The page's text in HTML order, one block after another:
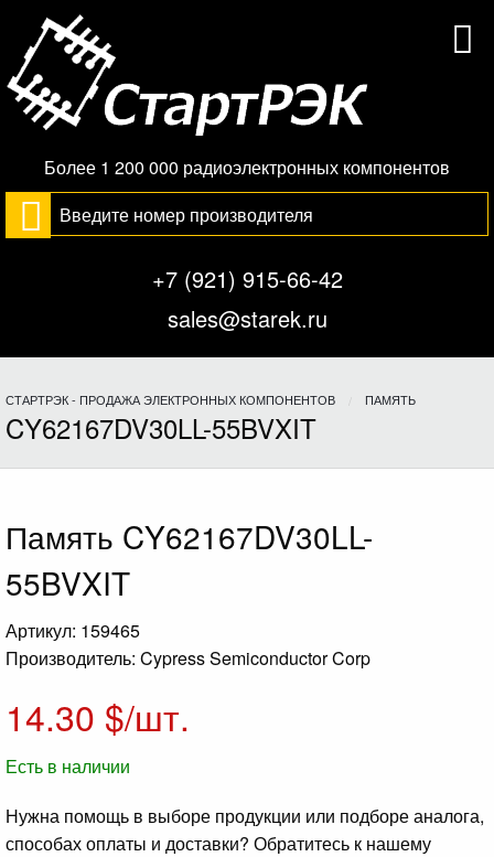
Более 1 200 000 радиоэлектронных компонентов
+7 (921) 915-66-42
sales@starek.ru
СТАРТРЭК - ПРОДАЖА ЭЛЕКТРОННЫХ КОМПОНЕНТОВ ПАМЯТЬ
CY62167DV30LL-55BVXIT
Память CY62167DV30LL-
55BVXIT
Артикул: 159465
Производитель: Cypress Semiconductor Corp
14.30 $/шт.
Есть в наличии
Нужна помощь в выборе продукции или подборе аналога,
способах оплаты и доставки? Обратитесь к нашему